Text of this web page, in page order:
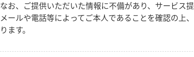
なお、ご提供いただいた情報に不備があり、サービス
メールや電話等によってご本人であることを確認の上
ります。